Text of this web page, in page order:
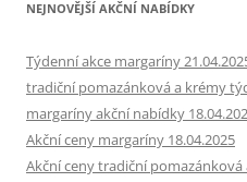
NEJNOVĚJŠÍ AKČNÍ NABÍDKY
Týdenní akce margaríny
tradiční pomazánková a krémy
margaríny akční nabídky
Akční ceny margaríny 18.04.2025
Akční ceny tradiční pomazánková